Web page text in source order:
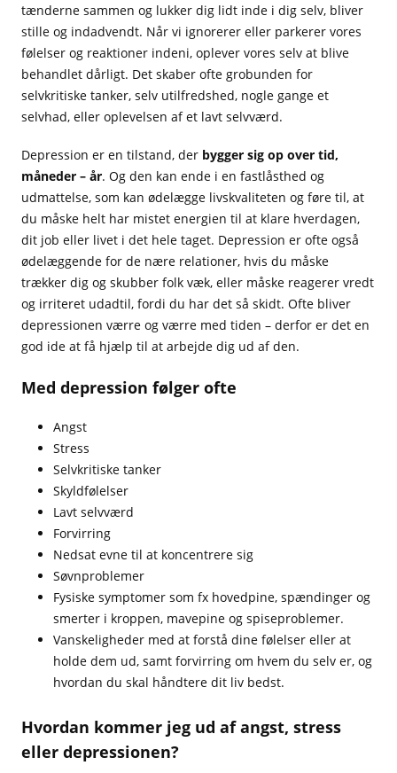
tænderne sammen og lukker dig lidt inde i dig selv, bliver
stille og indadvendt. Når vi ignorerer eller parkerer vores
følelser og reaktioner indeni, oplever vores selv at blive
behandlet dårligt. Det skaber ofte grobunden for
selvkritiske tanker, selv utilfredshed, nogle gange et
selvhad, eller oplevelsen af et lavt selvværd.
Depression er en tilstand, der bygger sig op over tid,
måneder – år. Og den kan ende i en fastlåsthed og
udmattelse, som kan ødelægge livskvaliteten og føre til, at
du måske helt har mistet energien til at klare hverdagen,
dit job eller livet i det hele taget. Depression er ofte også
ødelæggende for de nære relationer, hvis du måske
trækker dig og skubber folk væk, eller måske reagerer vredt
og irriteret udadtil, fordi du har det så skidt. Ofte bliver
depressionen værre og værre med tiden – derfor er det en
god ide at få hjælp til at arbejde dig ud af den.
Med depression følger ofte
Angst
Stress
Selvkritiske tanker
Skyldfølelser
Lavt selvværd
Forvirring
Nedsat evne til at koncentrere sig
Søvnproblemer
Fysiske symptomer som fx hovedpine, spændinger og
smerter i kroppen, mavepine og spiseproblemer.
Vanskeligheder med at forstå dine følelser eller at
holde dem ud, samt forvirring om hvem du selv er, og
hvordan du skal håndtere dit liv bedst.
Hvordan kommer jeg ud af angst, stress
eller depressionen?